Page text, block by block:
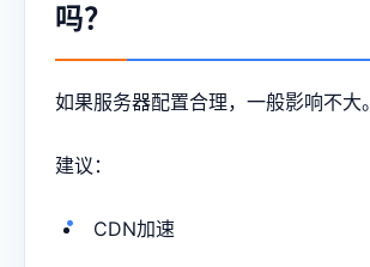
吗？
如果服务器配置合理，一般影响不大。
建议：
CDN加速